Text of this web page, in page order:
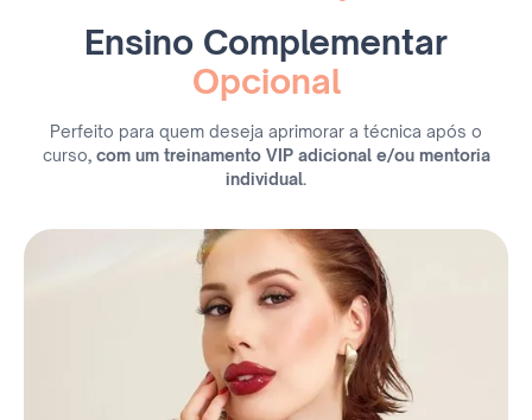
Ensino Complementar
Opcional
Perfeito para quem deseja aprimorar a técnica após o
curso, com um treinamento VIP adicional e/ou mentoria
individual.